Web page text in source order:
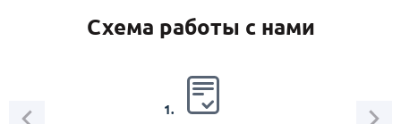
Схема работы с нами
1.